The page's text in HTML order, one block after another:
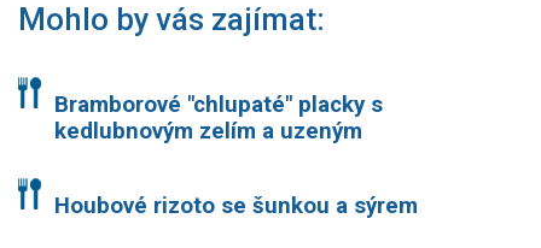
Mohlo by vás zajímat:
Bramborové "chlupaté" placky s
kedlubnovým zelím a uzeným
Houbové rizoto se šunkou a sýrem